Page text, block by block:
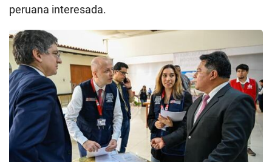
peruana interesada.